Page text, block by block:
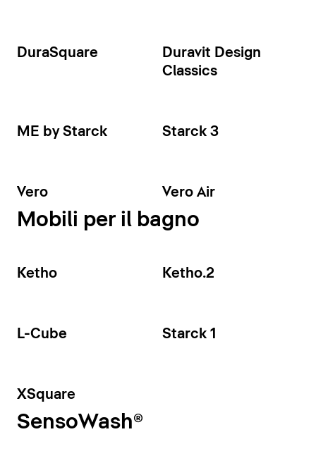
DuraSquare
Duravit Design
Classics
ME by Starck Starck 3
Vero Vero Air
Mobili per il bagno
Ketho Ketho.2
L-Cube Starck 1
XSquare
SensoWash®